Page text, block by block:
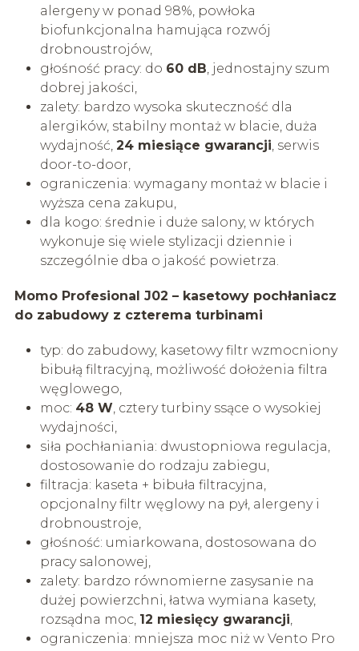
alergeny w ponad 98%, powłoka
biofunkcjonalna hamująca rozwój
drobnoustrojów,
głośność pracy: do 60 dB , jednostajny szum
dobrej jakości,
zalety: bardzo wysoka skuteczność dla
alergików, stabilny montaż w blacie, duża
wydajność, 24 miesiące gwarancji , serwis
door-to-door,
ograniczenia: wymagany montaż w blacie i
wyższa cena zakupu,
dla kogo: średnie i duże salony, w których
wykonuje się wiele stylizacji dziennie i
szczególnie dba o jakość powietrza.
Momo Profesional J02 – kasetowy pochłaniacz
do zabudowy z czterema turbinami
typ: do zabudowy, kasetowy filtr wzmocniony
bibułą filtracyjną, możliwość dołożenia filtra
węglowego,
moc: 48 W , cztery turbiny ssące o wysokiej
wydajności,
siła pochłaniania: dwustopniowa regulacja,
dostosowanie do rodzaju zabiegu,
filtracja: kaseta + bibuła filtracyjna,
opcjonalny filtr węglowy na pył, alergeny i
drobnoustroje,
głośność: umiarkowana, dostosowana do
pracy salonowej,
zalety: bardzo równomierne zasysanie na
dużej powierzchni, łatwa wymiana kasety,
rozsądna moc, 12 miesięcy gwarancji
ograniczenia: mniejsza moc niż w Vento Pro